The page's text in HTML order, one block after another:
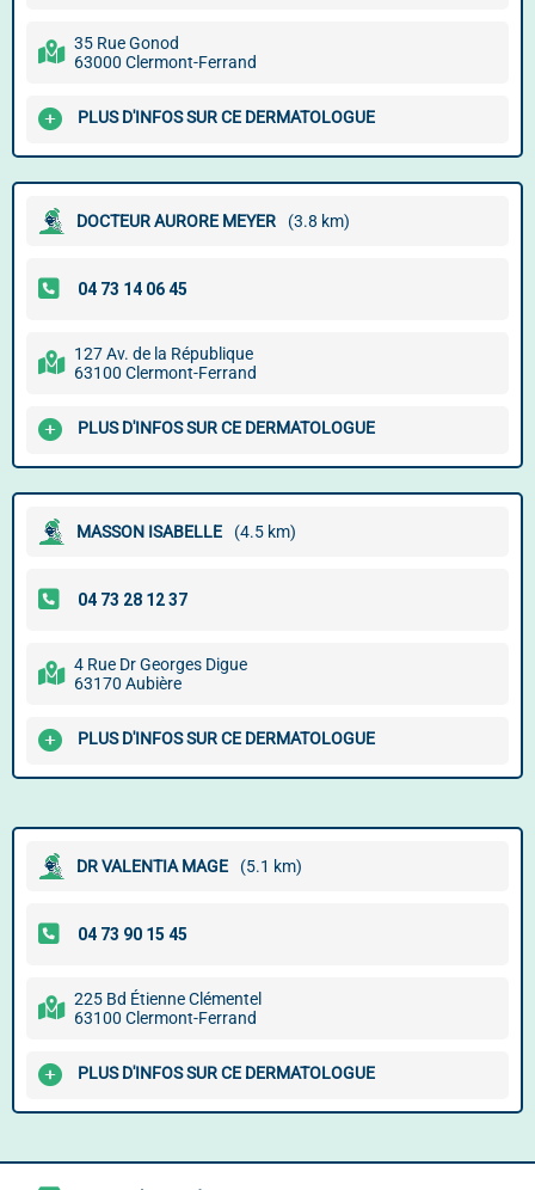
35 Rue Gonod
63000 Clermont-Ferrand
PLUS D'INFOS SUR CE DERMATOLOGUE
DOCTEUR AURORE MEYER (3.8 km)
127 Av. de la République
63100 Clermont-Ferrand
PLUS D'INFOS SUR CE DERMATOLOGUE
MASSON ISABELLE (4.5 km)
4 Rue Dr Georges Digue
63170 Aubière
PLUS D'INFOS SUR CE DERMATOLOGUE
DR VALENTIA MAGE (5.1 km)
225 Bd Étienne Clémentel
63100 Clermont-Ferrand
PLUS D'INFOS SUR CE DERMATOLOGUE